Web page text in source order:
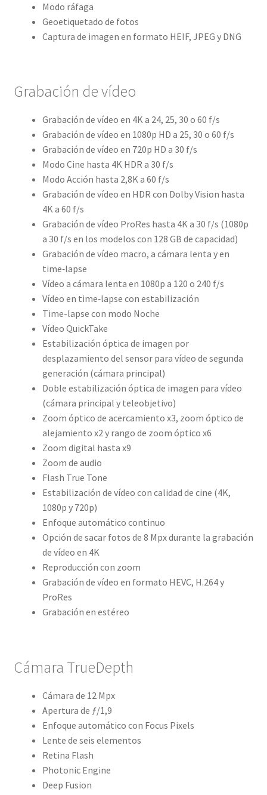
Modo ráfaga
Geoetiquetado de fotos
Captura de imagen en formato HEIF, JPEG y DNG
Grabación de vídeo
Grabación de vídeo en 4K a 24, 25, 30 o 60 f/s
Grabación de vídeo en 1080p HD a 25, 30 o 60 f/s
Grabación de vídeo en 720p HD a 30 f/s
Modo Cine hasta 4K HDR a 30 f/s
Modo Acción hasta 2,8K a 60 f/s
Grabación de vídeo en HDR con Dolby Vision hasta
4K a 60 f/s
Grabación de vídeo ProRes hasta 4K a 30 f/s (1080p
a 30 f/s en los modelos con 128 GB de capacidad)
Grabación de vídeo macro, a cámara lenta y en
time‑lapse
Vídeo a cámara lenta en 1080p a 120 o 240 f/s
Vídeo en time‑lapse con estabilización
Time-lapse con modo Noche
Vídeo QuickTake
Estabilización óptica de imagen por
desplazamiento del sensor para vídeo de segunda
generación (cámara principal)
Doble estabili­zación óptica de imagen para vídeo
(cámara principal y teleobjetivo)
Zoom óptico de acercamiento x3, zoom óptico de
alejamiento x2 y rango de zoom óptico x6
Zoom digital hasta x9
Zoom de audio
Flash True Tone
Estabilización de vídeo con calidad de cine (4K,
1080p y 720p)
Enfoque automático continuo
Opción de sacar fotos de 8 Mpx durante la grabación
de vídeo en 4K
Reproducción con zoom
Grabación de vídeo en formato HEVC, H.264 y
ProRes
Grabación en estéreo
Cámara TrueDepth
Cámara de 12 Mpx
Apertura de ƒ/1,9
Enfoque automático con Focus Pixels
Lente de seis elementos
Retina Flash
Photonic Engine
Deep Fusion